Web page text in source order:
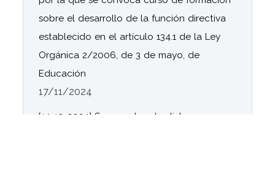
sobre el desarrollo de la función directiva
establecido en el artículo 134.1 de la Ley
Orgánica 2/2006, de 3 de mayo, de
Educación
17/11/2024
[14-10-2024] Se aprueban las listas